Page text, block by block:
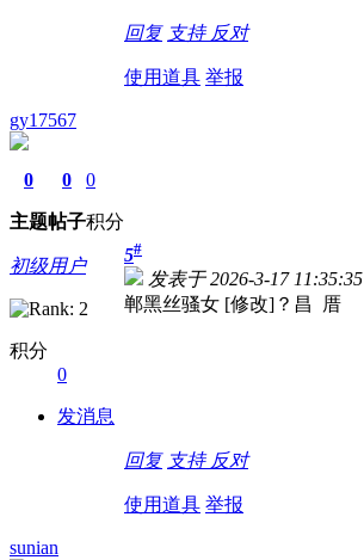
回复 支持 反对
使用道具 举报
gy17567
0
主题
0
帖子
0
积分
初级用户
积分
0
发消息
5#
发表于 2026-3-17 11:35:35
郸黑丝骚女 [修改]？昌 厝
回复 支持 反对
使用道具 举报
sunian